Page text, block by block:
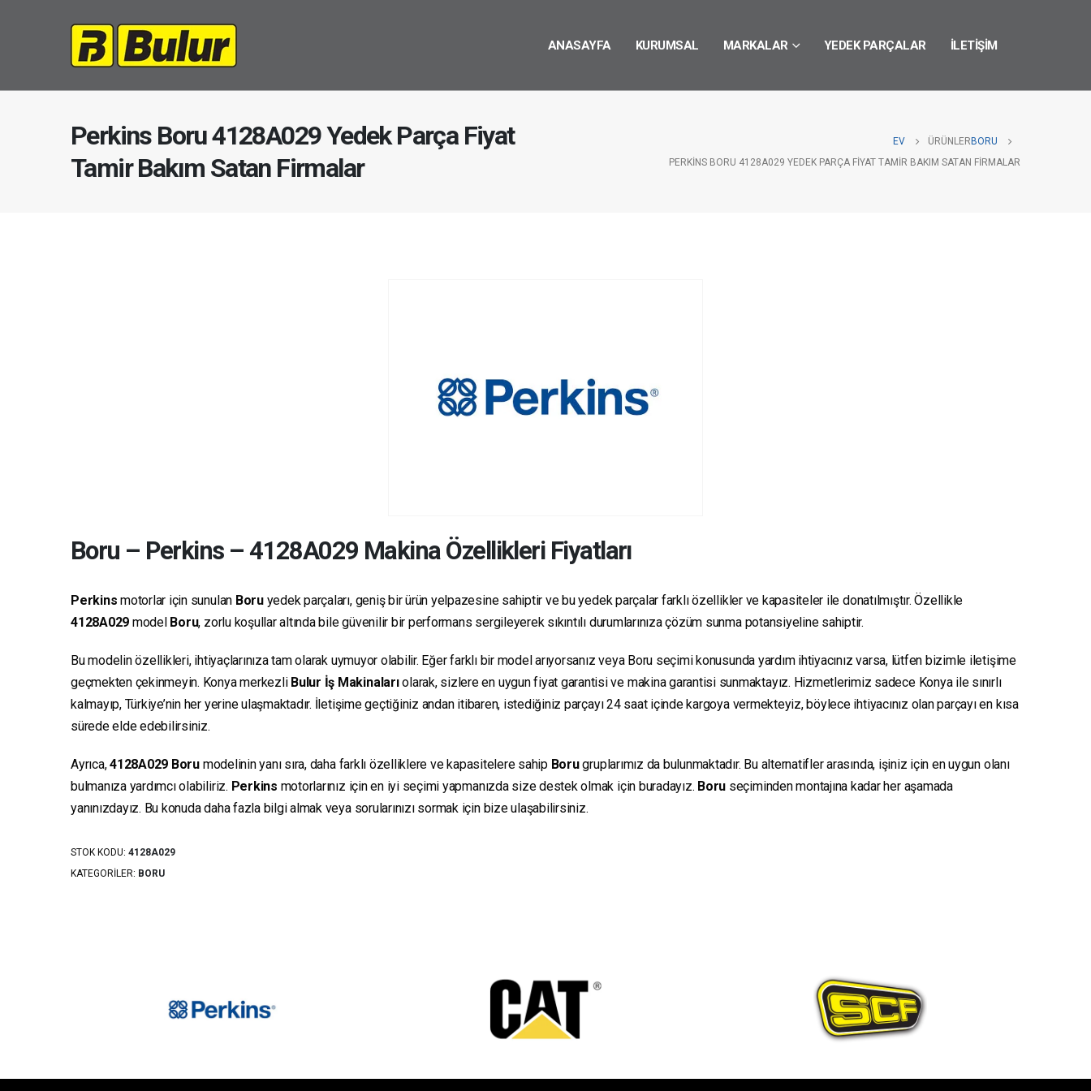
ANASAYFA KURUMSAL MARKALAR YEDEK PARÇALAR İLETIŞIM
Perkins Boru 4128A029 Yedek Parça Fiyat
Tamir Bakım Satan Firmalar
EV ÜRÜNLER BORU
PERKINS BORU 4128A029 YEDEK PARÇA FIYAT TAMIR BAKIM SATAN FIRMALAR
Boru – Perkins–4128A029 Makina Özellikleri Fiyatları
Perkins motorlar için sunulan Boruyedek parçaları, geniş bir ürün yelpazesine sahiptir ve bu yedek parçalar farklı özellikler ve kapasiteler ile donatılmıştır. Özellikle
4128A029 model Boru, zorlu koşullar altında bile güvenilir bir performans sergileyerek sıkıntılı durumlarınıza çözüm sunma potansiyeline sahiptir.
Bu modelin özellikleri, ihtiyaçlarınıza tam olarak uymuyor olabilir. Eğer farklı bir model arıyorsanız veya Boru seçimi konusunda yardım ihtiyacınız varsa, lütfen bizimle iletişime
geçmekten çekinmeyin. Konya merkezli Bulur İş Makinalarıolarak, sizlere en uygun fiyat garantisi ve makina garantisi sunmaktayız. Hizmetlerimiz sadece Konya ile sınırlı
kalmayıp, Türkiye’nin her yerine ulaşmaktadır. İletişime geçtiğiniz andan itibaren, istediğiniz parçayı 24 saat içinde kargoya vermekteyiz, böylece ihtiyacınız olan parçayı en kısa
sürede elde edebilirsiniz.
Ayrıca,4128A029 Boru modelinin yanı sıra, daha farklı özelliklere ve kapasitelere sahip Borugruplarımız da bulunmaktadır. Bu alternatifler arasında, işiniz için en uygun olanı
bulmanıza yardımcı olabiliriz. Perkins motorlarınız için en iyi seçimi yapmanızda size destek olmak için buradayız. Boru seçiminden montajına kadar her aşamada
yanınızdayız. Bu konuda daha fazla bilgi almak veya sorularınızı sormak için bize ulaşabilirsiniz.
STOK KODU: 4128A029
KATEGORILER: BORU